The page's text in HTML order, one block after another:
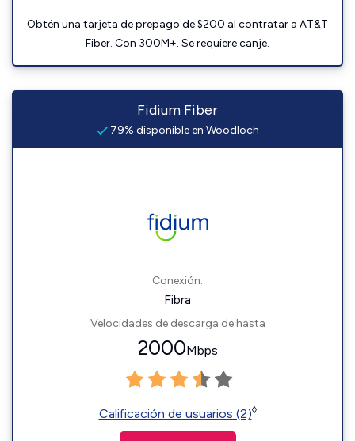
Obtén una tarjeta de prepago de $200 al contratar a AT&T
Fiber. Con 300M+. Se requiere canje.
Fidium Fiber
79% disponible en Woodloch
Conexión:
Fibra
Velocidades de descarga de hasta
2000Mbps
Calificación de usuarios (2)◊